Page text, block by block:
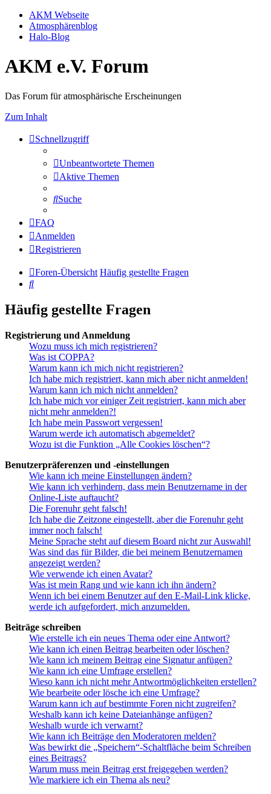
AKM Webseite
Atmosphärenblog
Halo-Blog
AKM e.V. Forum
Das Forum für atmosphärische Erscheinungen
Zum Inhalt
Schnellzugriff
Unbeantwortete Themen
Aktive Themen
Suche
FAQ
Anmelden
Registrieren
Foren-Übersicht Häufig gestellte Fragen
Suche
Häufig gestellte Fragen
Registrierung und Anmeldung
Wozu muss ich mich registrieren?
Was ist COPPA?
Warum kann ich mich nicht registrieren?
Ich habe mich registriert, kann mich aber nicht anmelden!
Warum kann ich mich nicht anmelden?
Ich habe mich vor einiger Zeit registriert, kann mich aber
nicht mehr anmelden?!
Ich habe mein Passwort vergessen!
Warum werde ich automatisch abgemeldet?
Wozu ist die Funktion „Alle Cookies löschen“?
Benutzerpräferenzen und -einstellungen
Wie kann ich meine Einstellungen ändern?
Wie kann ich verhindern, dass mein Benutzername in der
Online-Liste auftaucht?
Die Forenuhr geht falsch!
Ich habe die Zeitzone eingestellt, aber die Forenuhr geht
immer noch falsch!
Meine Sprache steht auf diesem Board nicht zur Auswahl!
Was sind das für Bilder, die bei meinem Benutzernamen
angezeigt werden?
Wie verwende ich einen Avatar?
Was ist mein Rang und wie kann ich ihn ändern?
Wenn ich bei einem Benutzer auf den E-Mail-Link klicke,
werde ich aufgefordert, mich anzumelden.
Beiträge schreiben
Wie erstelle ich ein neues Thema oder eine Antwort?
Wie kann ich einen Beitrag bearbeiten oder löschen?
Wie kann ich meinem Beitrag eine Signatur anfügen?
Wie kann ich eine Umfrage erstellen?
Wieso kann ich nicht mehr Antwortmöglichkeiten erstellen?
Wie bearbeite oder lösche ich eine Umfrage?
Warum kann ich auf bestimmte Foren nicht zugreifen?
Weshalb kann ich keine Dateianhänge anfügen?
Weshalb wurde ich verwarnt?
Wie kann ich Beiträge den Moderatoren melden?
Was bewirkt die „Speichern“-Schaltfläche beim Schreiben
eines Beitrags?
Warum muss mein Beitrag erst freigegeben werden?
Wie markiere ich ein Thema als neu?